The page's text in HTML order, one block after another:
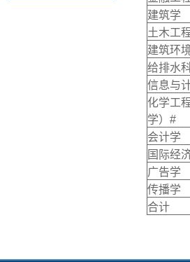
建筑学
土木工
建筑环
给排水
信息与
化学工
学）#
会计学
国际经
广告学
传播学
合计